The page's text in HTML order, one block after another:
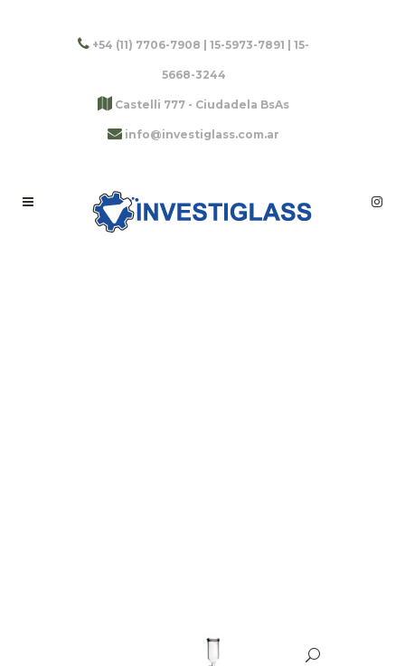
+54 (11) 7706-7908 | 15-5973-7891 | 15-
5668-3244
Castelli 777 - Ciudadela BsAs
info@investiglass.com.ar